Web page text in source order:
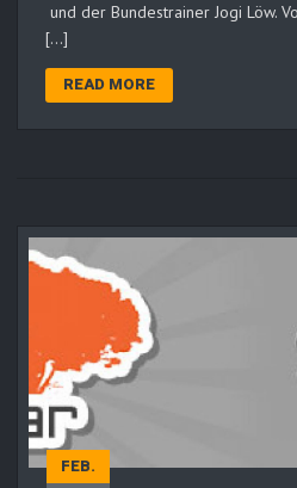
und der Bundestrainer Jogi Löw.
[…]
READ MORE
FEB.